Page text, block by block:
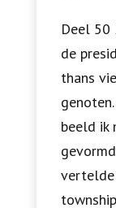
Deel 50
de
thans
beeld ik
vertelde